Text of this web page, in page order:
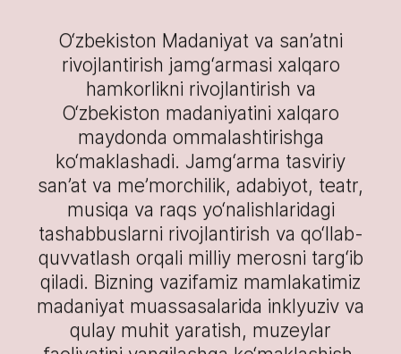
O‘zbekiston Madaniyat va san’atni
rivojlantirish jamg‘armasi xalqaro
hamkorlikni rivojlantirish va
O‘zbekiston madaniyatini xalqaro
maydonda ommalashtirishga
ko‘maklashadi. Jamg‘arma tasviriy
san’at va me’morchilik, adabiyot, teatr,
musiqa va raqs yo‘nalishlaridagi
tashabbuslarni rivojlantirish va qo‘llab-
quvvatlash orqali milliy merosni targ‘ib
qiladi. Bizning vazifamiz mamlakatimiz
madaniyat muassasalarida inklyuziv va
qulay muhit yaratish, muzeylar